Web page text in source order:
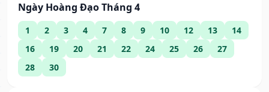
Ngày Hoàng Đạo Tháng 4
1 2 3 4 7 8 9 10 12 13
14
16
19 20 21 22 24 25 26
27
28
30